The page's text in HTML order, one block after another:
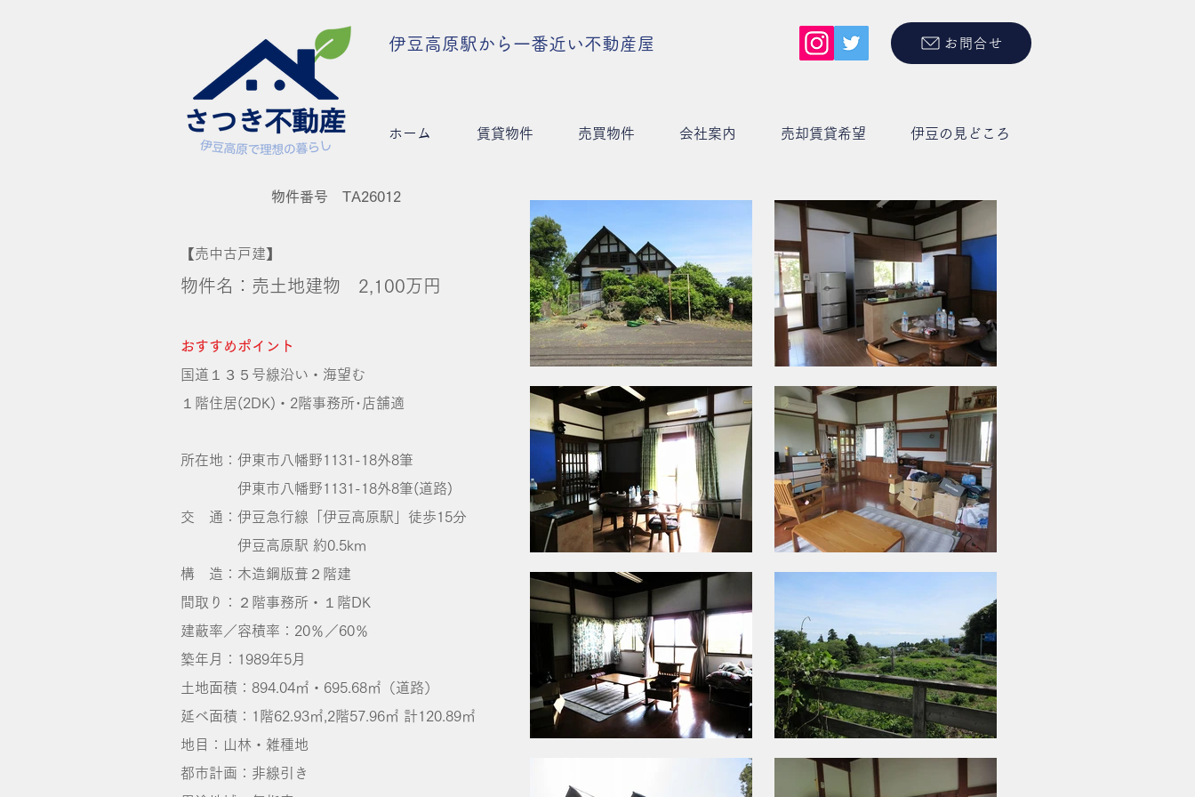
伊豆高原駅から一番近い不動産屋 お問合せ
ホーム 賃貸物件 売買物件 会社案内 売却賃貸希望 伊豆の見どころ
物件番号 TA26012
【売中古戸建】
物件名：売土地建物 2,100万円
おすすめポイント
国道１３５号線沿い・海望む
１階住居(2DK)・2階事務所･店舗適
所在地：伊東市八幡野1131-18外8筆
伊東市八幡野1131-18外8筆(道路)
交 通：伊豆急行線「伊豆高原駅」徒歩15分
伊豆高原駅 約0.5km
構 造：木造鋼版葺２階建
間取り：２階事務所・１階DK
建蔽率／容積率：20％／60％
築年月：1989年5月
土地面積：894.04㎡・695.68㎡（道路）
延べ面積：1階62.93㎡,2階57.96㎡ 計120.89㎡
地目：山林・雑種地
都市計画：非線引き